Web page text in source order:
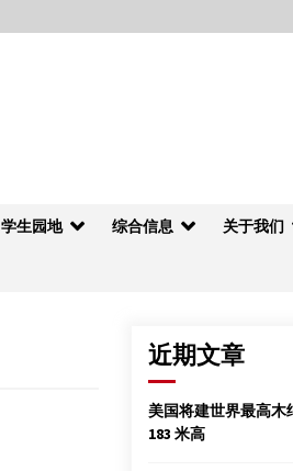
学生园地 综合信息 关于我们
2014年1月27日
近期文章
美国将建世界最高木
183 米高